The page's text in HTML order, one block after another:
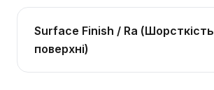
Surface Finish / Ra (Шорсткість
поверхні)